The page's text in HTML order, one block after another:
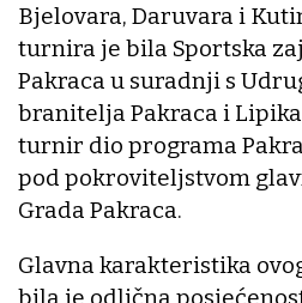
Bjelovara, Daruvara i
turnira je bila Sportska
Pakraca u suradnji s
branitelja Pakraca i
turnir dio programa
pod pokroviteljstvom
Grada Pakraca.
Glavna karakteristika